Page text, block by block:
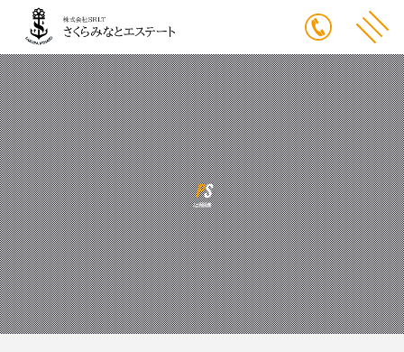
PS
は用語集